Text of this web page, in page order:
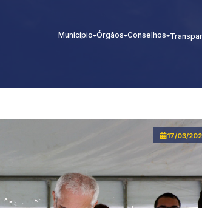
Município Órgãos Conselhos
17/03/